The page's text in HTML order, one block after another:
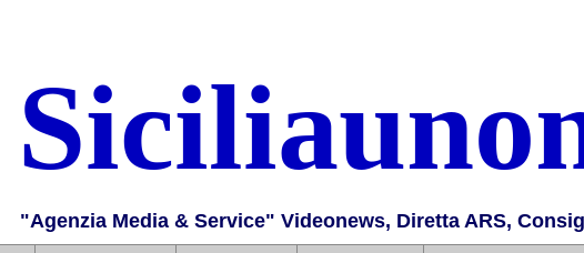
"Agenzia Media & Service" Videonews, Diretta ARS,